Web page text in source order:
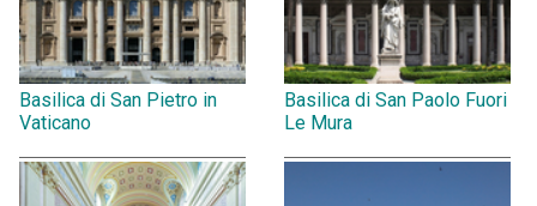
Basilica di San Pietro in
Vaticano
Basilica di San Paolo Fuori
Le Mura